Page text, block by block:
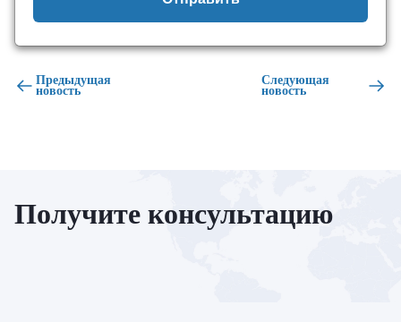
Предыдущая
новость
Следующая
новость
Получите консультацию